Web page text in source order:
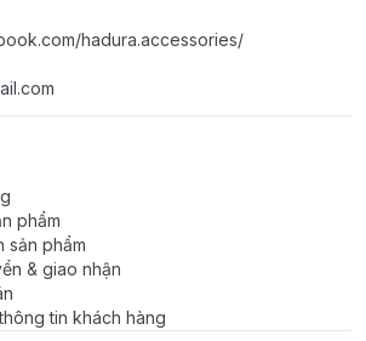
hadura.accessories/
phẩm
sản phẩm
& giao nhận
tin khách hàng